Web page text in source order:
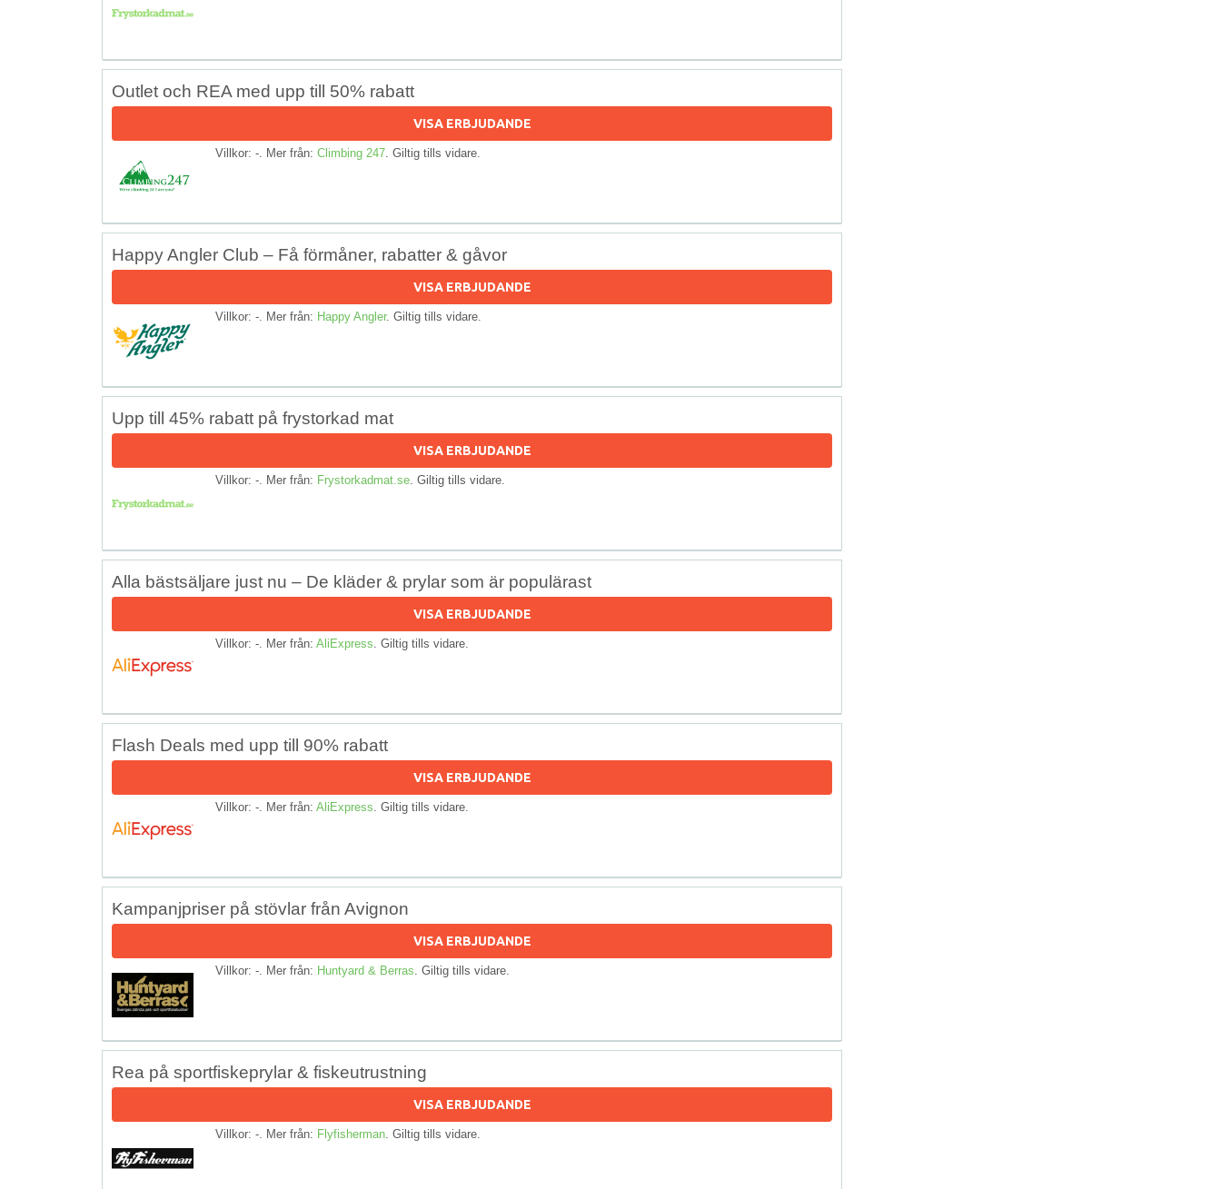
Outlet och REA med upp till 50% rabatt
VISA ERBJUDANDE
Villkor: -. Mer från: Climbing 247 . Giltig tills vidare.
Happy Angler Club – Få förmåner, rabatter & gåvor
VISA ERBJUDANDE
Villkor: -. Mer från: Happy Angler. Giltig tills vidare.
Upp till 45% rabatt på frystorkad mat
VISA ERBJUDANDE
Villkor: -. Mer från: Frystorkadmat.se . Giltig tills vidare.
Alla bästsäljare just nu – De kläder & prylar som är populärast
VISA ERBJUDANDE
Villkor: -. Mer från: AliExpress . Giltig tills vidare.
Flash Deals med upp till 90% rabatt
VISA ERBJUDANDE
Villkor: -. Mer från: AliExpress . Giltig tills vidare.
Kampanjpriser på stövlar från Avignon
VISA ERBJUDANDE
Villkor: -. Mer från: Huntyard & Berras . Giltig tills vidare.
Rea på sportfiskeprylar & fiskeutrustning
VISA ERBJUDANDE
Villkor: -. Mer från: Flyfisherman . Giltig tills vidare.